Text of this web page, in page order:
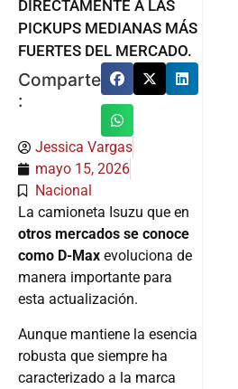
DIRECTAMENTE A LAS
PICKUPS MEDIANAS MÁS
FUERTES DEL MERCADO.
Comparte
:
Jessica Vargas
mayo 15, 2026
Nacional
La camioneta Isuzu que en
otros mercados se conoce
como D-Max evoluciona de
manera importante para
esta actualización.
Aunque mantiene la esencia
robusta que siempre ha
caracterizado a la marca